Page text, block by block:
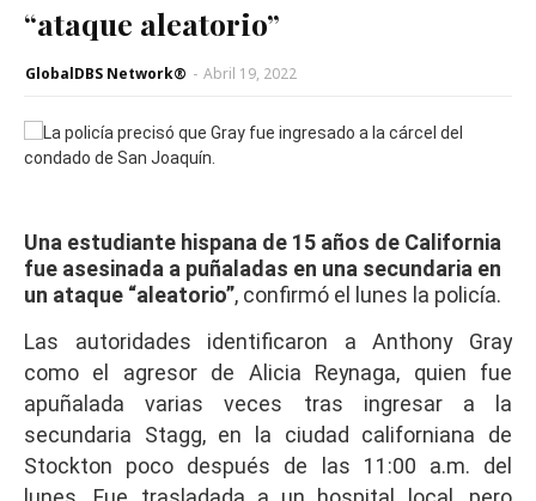
“ataque aleatorio”
GlobalDBS Network® - Abril 19, 2022
Una estudiante hispana de 15 años de California
fue asesinada a puñaladas en una secundaria en
un ataque “aleatorio”, confirmó el lunes la policía.
Las autoridades identificaron a Anthony Gray
como el agresor de Alicia Reynaga, quien fue
apuñalada varias veces tras ingresar a la
secundaria Stagg, en la ciudad californiana de
Stockton poco después de las 11:00 a.m. del